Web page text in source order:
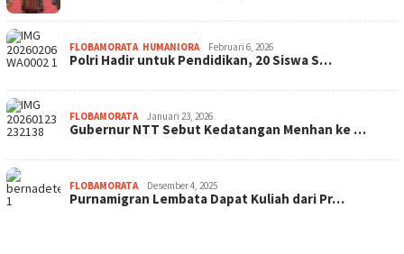
FLOBAMORATA, HUMANIORA Februari 6, 2026
Polri Hadir untuk Pendidikan, 20 Siswa S…
FLOBAMORATA Januari 23, 2026
Gubernur NTT Sebut Kedatangan Menhan ke …
FLOBAMORATA Desember 4, 2025
Purnamigran Lembata Dapat Kuliah dari Pr…